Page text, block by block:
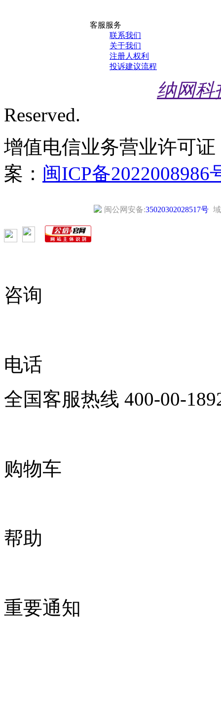
客服服务
联系我们
关于我们
注册人权利
投诉建议流程
纳网
Reserved.
增值电信业务营业许可证
案： 闽ICP备2022008986
闽公网安备:35020302028517号
咨询
电话
全国客服热线 400-00-
购物车
帮助
重要通知